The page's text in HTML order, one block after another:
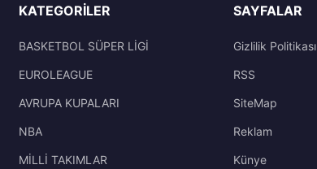
KATEGORILER
BASKETBOL SÜPER LİGİ
EUROLEAGUE
AVRUPA KUPALARI
NBA
MİLLİ TAKIMLAR
SAYFALAR
Gizlilik Politikası
RSS
SiteMap
Reklam
Künye